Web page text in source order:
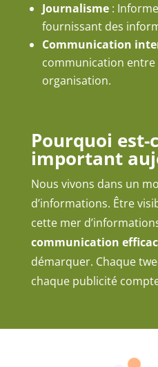
Journalisme:
fournissant des
Communication
communication entre
organisation.
Pourquoi est-
important
Nous vivons dans un
d’informations. Être
cette mer
communication
démarquer. Chaque
chaque publicité